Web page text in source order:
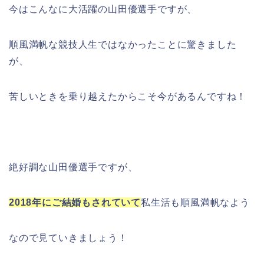
今はこんなに大活躍の山田優選手ですが、
順風満帆な競技人生ではなかったことに驚きました
が、
苦しいときを乗り越えたからこそ今があるんですね！
絶好調な山田優選手ですが、
2018年にご結婚もされていて私生活も順風満帆なよう
なので見ていきましょう！